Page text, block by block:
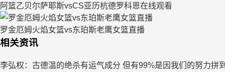
阿篮乙贝尔萨耶斯vsCS亚历杭德罗科恩在线观看
罗金厄姆火焰女篮vs东珀斯老鹰女篮直播
相关资讯
李弘权：古德温的绝杀有运气成分 但有99%是因我们的努力拼